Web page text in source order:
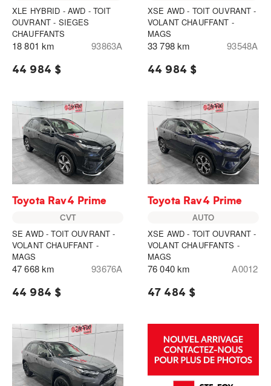
XLE HYBRID - AWD - TOIT
OUVRANT - SIEGES
CHAUFFANTS
18 801 km 93863A
44 984 $
XSE AWD - TOIT OUVRANT -
VOLANT CHAUFFANT -
MAGS
33 798 km 93548A
44 984 $
Toyota Rav4 Prime
CVT
SE AWD - TOIT OUVRANT -
VOLANT CHAUFFANT -
MAGS
47 668 km 93676A
44 984 $
Toyota Rav4 Prime
AUTO
XSE AWD - TOIT OUVRANT -
VOLANT CHAUFFANTS -
MAGS
76 040 km A0012
47 484 $